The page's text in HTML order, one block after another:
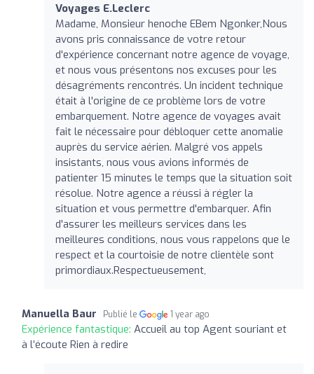
Voyages E.Leclerc
Madame, Monsieur henoche EBem Ngonker,Nous
avons pris connaissance de votre retour
d'expérience concernant notre agence de voyage,
et nous vous présentons nos excuses pour les
désagréments rencontrés. Un incident technique
était à l'origine de ce problème lors de votre
embarquement. Notre agence de voyages avait
fait le nécessaire pour débloquer cette anomalie
auprès du service aérien. Malgré vos appels
insistants, nous vous avions informés de
patienter 15 minutes le temps que la situation soit
résolue. Notre agence a réussi à régler la
situation et vous permettre d'embarquer. Afin
d'assurer les meilleurs services dans les
meilleures conditions, nous vous rappelons que le
respect et la courtoisie de notre clientèle sont
primordiaux.Respectueusement,
Manuella Baur Publié le 1 year ago
Expérience fantastique: Accueil au top Agent souriant et
à l’écoute Rien à redire